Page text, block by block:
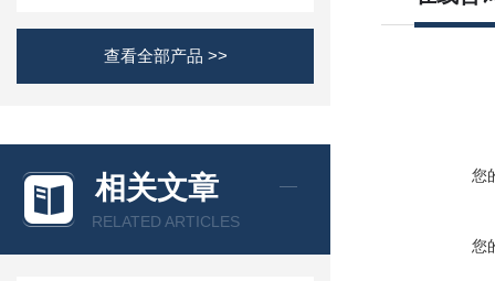
查看全部产品 >>
相关文章
RELATED ARTICLES
您
您